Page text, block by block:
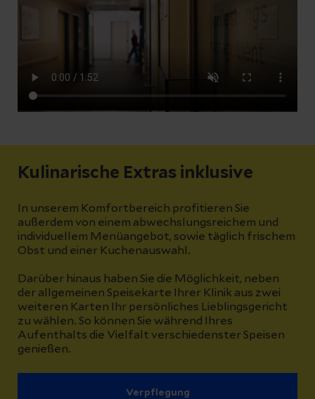
Kulinarische Extras inklusive
In unserem Komfortbereich profitieren Sie
außerdem von einem abwechslungsreichem und
individuellem Menüangebot, sowie täglich frischem
Obst und einer Kuchenauswahl.
Darüber hinaus haben Sie die Möglichkeit, neben
der allgemeinen Speisekarte Ihrer Klinik aus zwei
weiteren Karten Ihr persönliches Lieblingsgericht
zu wählen. So können Sie während Ihres
Aufenthalts die Vielfalt verschiedenster Speisen
genießen.
Verpflegung